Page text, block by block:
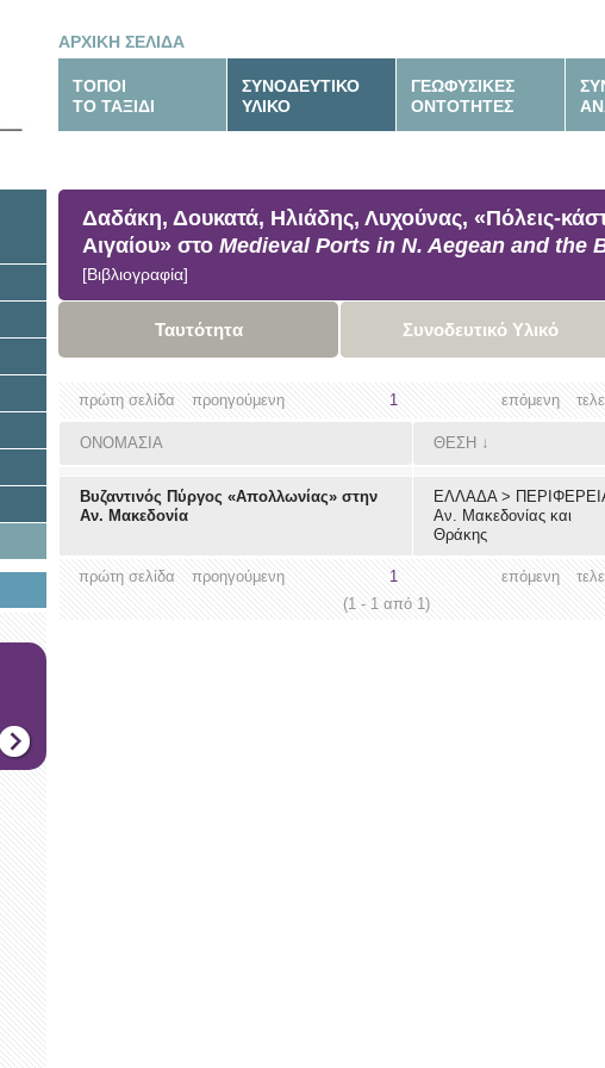
ΑΡΧΙΚΗ ΣΕΛΙΔΑ
ΤΟΠΟΙ
ΤΟ ΤΑΞΙΔΙ
ΣΥΝΟΔΕΥΤΙΚΟ
ΥΛΙΚΟ
ΓΕΩΦΥΣΙΚΕΣ
ΟΝΤΟΤΗΤΕΣ
Δαδάκη, Δουκατά, Ηλιάδης, Λυχούνας, «Πόλεις-
Αιγαίου» στο Medieval Ports in N. Aegean and the
[Βιβλιογραφία]
Ταυτότητα Συνοδευτικό Υλικό
επόμενη
πρώτη σελίδα προηγούμενη 1
ΟΝΟΜΑΣΙΑ ΘΕΣΗ ↓
Βυζαντινός Πύργος «Απολλωνίας» στην
Αν. Μακεδονία
ΕΛΛΑΔΑ>
Αν. Μακεδονίας και
Θράκης
επόμενη
πρώτη σελίδα προηγούμενη
1
(1 - 1 από 1)